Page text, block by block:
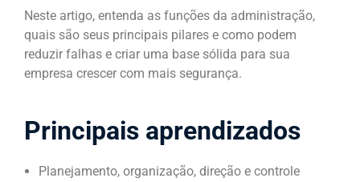
Neste artigo, entenda as funções da administração,
quais são seus principais pilares e como podem
reduzir falhas e criar uma base sólida para sua
empresa crescer com mais segurança.
Principais aprendizados
Planejamento, organização, direção e controle